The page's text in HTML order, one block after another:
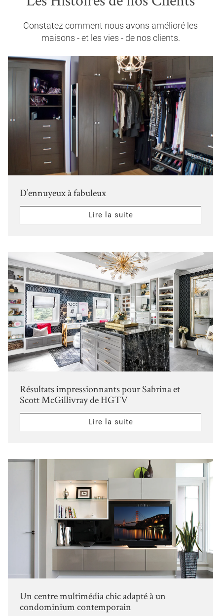
Constatez comment nous avons amélioré les
maisons - et les vies - de nos clients.
D’ennuyeux à fabuleux
Lire la suite
Résultats impressionnants pour Sabrina et
Scott McGillivray de HGTV
Lire la suite
Un centre multimédia chic adapté à un
condominium contemporain